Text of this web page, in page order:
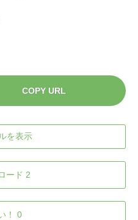
COPY URL
を表示
ード 2
！ 0